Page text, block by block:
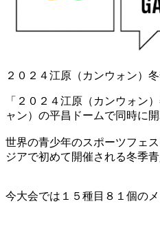
２０２４江原（カンウォン）
「２０２４江原（カンウォン
ャン）の平昌ドームで同時に
世界の青少年のスポーツフェ
ジアで初めて開催される冬季
今大会では１５種目８１個の